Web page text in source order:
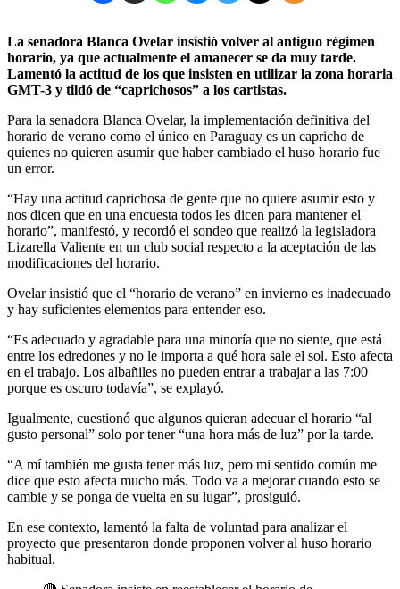
La senadora Blanca Ovelar insistió volver al antiguo régimen
horario, ya que actualmente el amanecer se da muy tarde.
Lamentó la actitud de los que insisten en utilizar la zona horaria
GMT-3 y tildó de “caprichosos” a los cartistas.
Para la senadora Blanca Ovelar, la implementación definitiva del
horario de verano como el único en Paraguay es un capricho de
quienes no quieren asumir que haber cambiado el huso horario fue
un error.
“Hay una actitud caprichosa de gente que no quiere asumir esto y
nos dicen que en una encuesta todos les dicen para mantener el
horario”, manifestó, y recordó el sondeo que realizó la legisladora
Lizarella Valiente en un club social respecto a la aceptación de las
modificaciones del horario.
Ovelar insistió que el “horario de verano” en invierno es inadecuado
y hay suficientes elementos para entender eso.
“Es adecuado y agradable para una minoría que no siente, que está
entre los edredones y no le importa a qué hora sale el sol. Esto afecta
en el trabajo. Los albañiles no pueden entrar a trabajar a las 7:00
porque es oscuro todavía”, se explayó.
Igualmente, cuestionó que algunos quieran adecuar el horario “al
gusto personal” solo por tener “una hora más de luz” por la tarde.
“A mí también me gusta tener más luz, pero mi sentido común me
dice que esto afecta mucho más. Todo va a mejorar cuando esto se
cambie y se ponga de vuelta en su lugar”, prosiguió.
En ese contexto, lamentó la falta de voluntad para analizar el
proyecto que presentaron donde proponen volver al huso horario
habitual.